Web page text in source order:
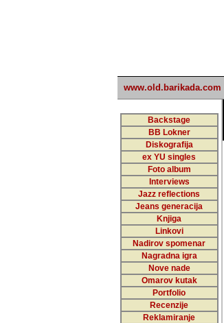
www.old.barikada.com
Backstage
BB Lokner
Diskografija
ex YU singles
Foto album
Interviews
Jazz reflections
Jeans generacija
Knjiga
Linkovi
Nadirov spomenar
Nagradna igra
Nove nade
Omarov kutak
Portfolio
Recenzije
Reklamiranje